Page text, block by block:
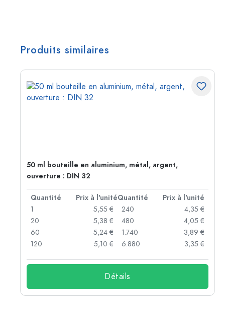
Produits similaires
50 ml bouteille en aluminium, métal, argent,
ouverture : DIN 32
Quantité Prix à l'unitéQuantité
Prix à l'unité
1
5,55 €
20
5,38 €
60
5,24 €
120
5,10 €
240
4,35 €
480
4,05 €
1.740
3,89 €
6.880
3,35 €
Détails